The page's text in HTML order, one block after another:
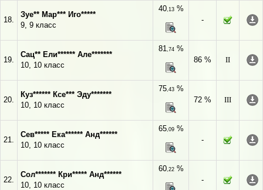
18.
Зуе** Мар*** Иго*****
9, 9 класс
40,13%
-
19.
Сац** Ели****** Але*******
10, 10 класс
81,74%
86 %
II
20.
Куз****** Ксе*** Эду*******
10, 10 класс
75,43%
72 %
III
21.
Сев***** Ека****** Анд******
10, 10 класс
65,09%
-
22.
Сол******* Кри***** Анд******
10, 10 класс
60,22%
-